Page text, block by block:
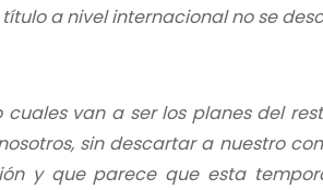
a nivel internacional no se
van a ser los planes del
sin descartar a nuestro
y que parece que esta